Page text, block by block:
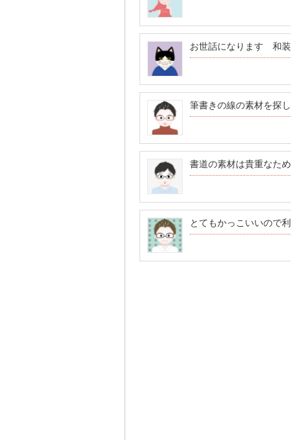
お世話になります 和装
筆書きの線の素材を探
書道の素材は貴重なた
とてもかっこいいので